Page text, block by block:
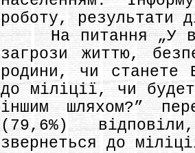
роботу, результати
На питання „У
загрози життю,
родини, чи станете
до міліції, чи
іншим шляхом?”
(79,6%)
звернеться до